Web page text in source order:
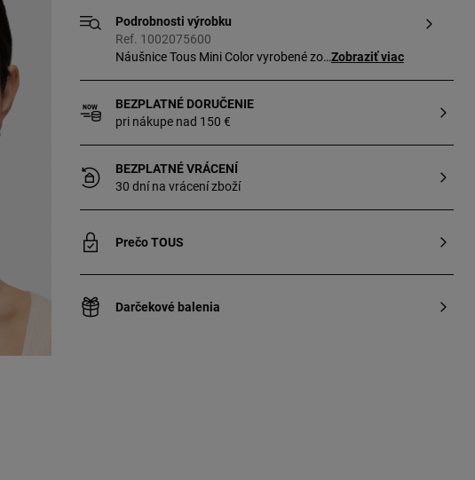
Podrobnosti výrobku
Ref. 1002075600
Náušnice Tous Mini Color vyrobené zo
cm.
Zobraziť viac
BEZPLATNÉ DORUČENIE
pri nákupe nad 150 €
BEZPLATNÉ VRÁCENÍ
30 dní na vrácení zboží
Prečo TOUS
Darčekové balenia